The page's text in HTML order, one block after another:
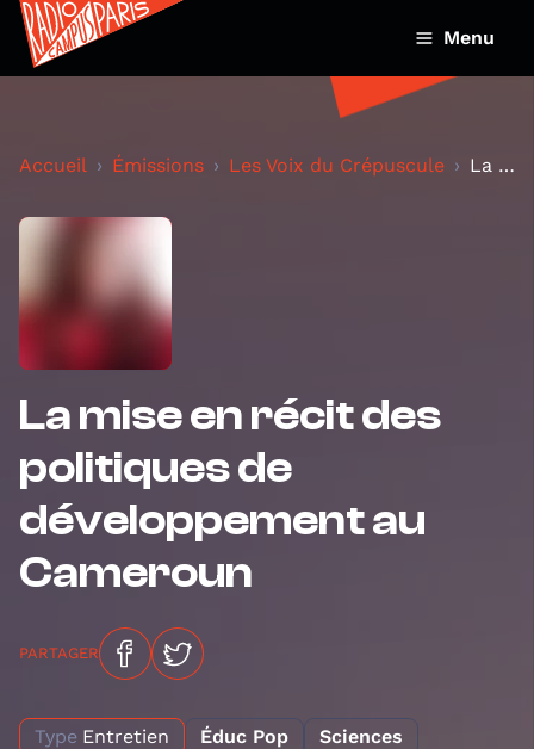
Menu
Accueil Émissions Les Voix du Crépuscule La mise en récit des politiques de développement a...
La mise en récit des
politiques de
développement au
Cameroun
PARTAGER
Type Entretien Éduc Pop
Sciences